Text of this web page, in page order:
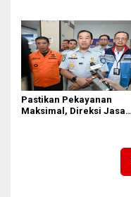
Pastikan Pekayanan
Maksimal, Direksi Jasa